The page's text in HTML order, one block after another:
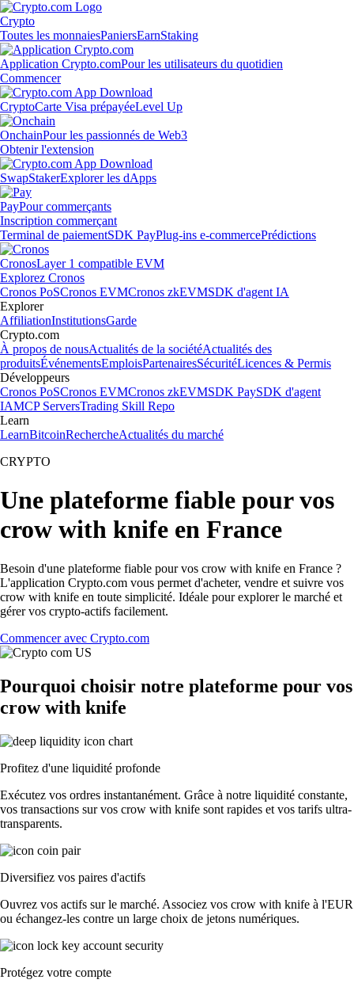
Crypto
Toutes les monnaiesPaniersEarnStaking
Application Crypto.comPour les utilisateurs du quotidien
Commencer
CryptoCarte Visa prépayéeLevel Up
OnchainPour les passionnés de Web3
Obtenir l'extension
SwapStakerExplorer les dApps
PayPour commerçants
Inscription commerçant
Terminal de paiementSDK PayPlug-ins e-commercePrédictions
CronosLayer 1 compatible EVM
Explorez Cronos
Cronos PoSCronos EVMCronos zkEVMSDK d'agent IA
Explorer
AffiliationInstitutionsGarde
Crypto.com
À propos de nousActualités de la sociétéActualités des
produitsÉvénementsEmploisPartenairesSécuritéLicences & Permis
Développeurs
Cronos PoSCronos EVMCronos zkEVMSDK PaySDK d'agent
IAMCP ServersTrading Skill Repo
Learn
LearnBitcoinRechercheActualités du marché
CRYPTO
Une plateforme fiable pour vos
crow with knife en France
Besoin d'une plateforme fiable pour vos crow with knife en France ?
L'application Crypto.com vous permet d'acheter, vendre et suivre vos
crow with knife en toute simplicité. Idéale pour explorer le marché et
gérer vos crypto-actifs facilement.
Commencer avec Crypto.com
Pourquoi choisir notre plateforme pour vos
crow with knife
Profitez d'une liquidité profonde
Exécutez vos ordres instantanément. Grâce à notre liquidité constante,
vos transactions sur vos crow with knife sont rapides et vos tarifs ultra-
transparents.
Diversifiez vos paires d'actifs
Ouvrez vos actifs sur le marché. Associez vos crow with knife à l'EUR
ou échangez-les contre un large choix de jetons numériques.
Protégez votre compte